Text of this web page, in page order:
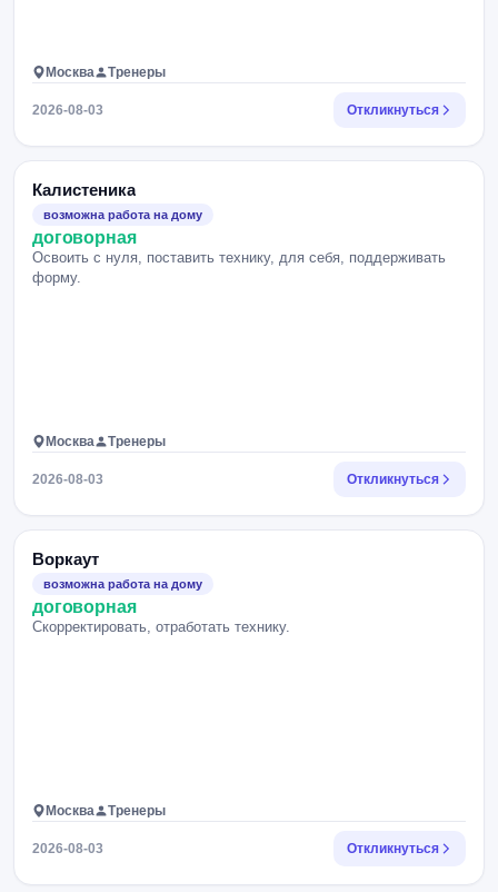
Москва Тренеры
2026-08-03 Откликнуться
Калистеника
возможна работа на дому
договорная
Освоить с нуля, поставить технику, для себя, поддерживать
форму.
Москва Тренеры
2026-08-03 Откликнуться
Воркаут
возможна работа на дому
договорная
Скорректировать, отработать технику.
Москва Тренеры
2026-08-03 Откликнуться